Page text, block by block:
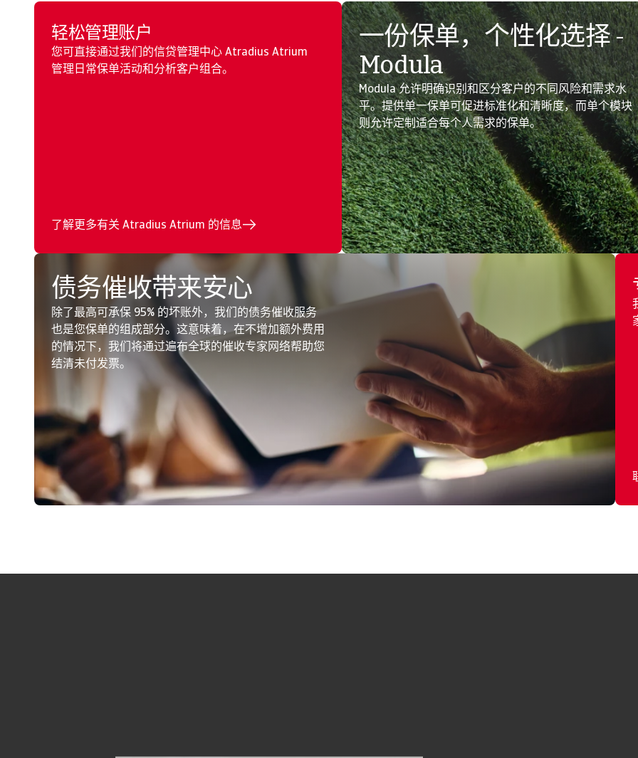
轻松管理账户
您可直接通过我们的信贷管理中心 Atradius Atrium
管理日常保单活动和分析客户组合。
了解更多有关 Atradius Atrium 的信息
一份保单，个性化选择 -
Modula
Modula 允许明确识别和区分客户的不同风险和需求水
平。提供单一保单可促进标准化和清晰度，而单个模块
则允许定制适合每个人需求的保单。
债务催收带来安心
除了最高可承保 95% 的坏账外，我们的债务催收服务
也是您保单的组成部分。这意味着，在不增加额外费用
的情况下，我们将通过遍布全球的催收专家网络帮助您
结清未付发票。